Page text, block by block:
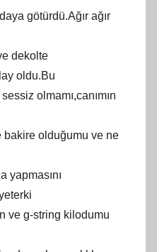
götürdü.Ağır ağır
dekolte
oldu.Bu
olmamı,canımın
bakire olduğumu ve ne
yapmasını
ve g-string kilodumu